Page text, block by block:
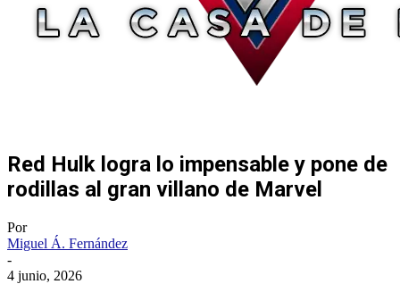
Red Hulk logra lo impensable y pone de
rodillas al gran villano de Marvel
Por
Miguel Á. Fernández
-
4 junio, 2026